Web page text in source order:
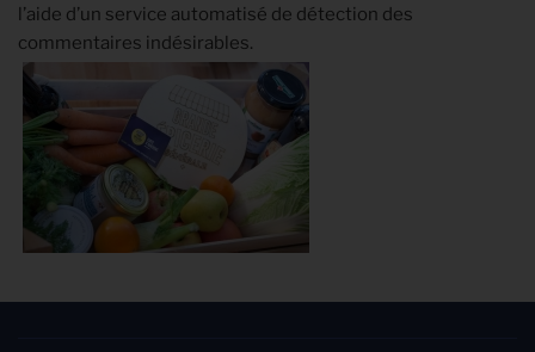
l’aide d’un service automatisé de détection des
commentaires indésirables.